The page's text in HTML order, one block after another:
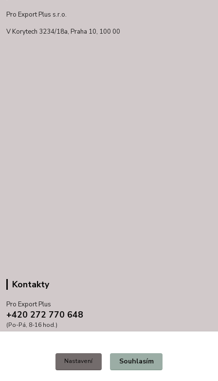
Pro Export Plus s.r.o.
V Korytech 3234/18a, Praha 10, 100 00
Kontakty
Pro Export Plus
+420 272 770 648
(Po-Pá, 8-16 hod.)
Nastavení Souhlasím